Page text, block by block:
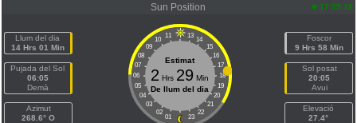
Sun Position 17:35:18
Llum del dia
14 Hrs 01 Min
Pujada del Sol
06:05
Demà
Azimut
268.6° O
11 13
10
14
09
15
08
16
07
17
06
18
05
19
04
20
03
21
02
22
01 23
Estimat
2 Hrs 29 Min
De llum del dia
Foscor
9 Hrs 58 Min
Sol posat
20:05
Avui
Elevació
27.4°